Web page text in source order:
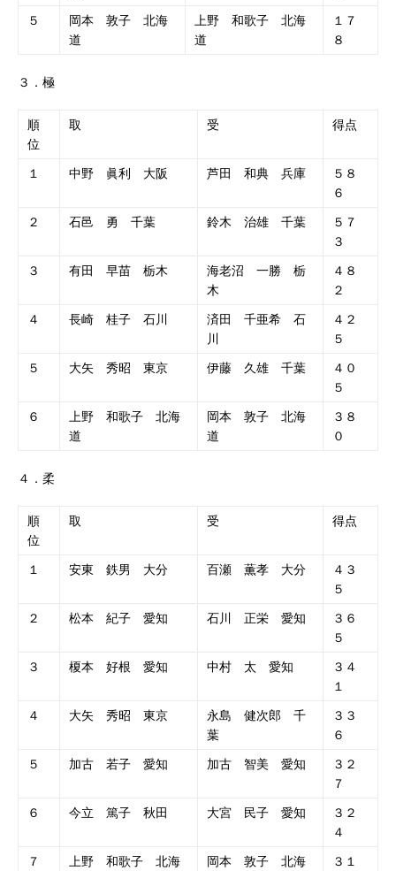
５
岡本 敦子 北海
道
上野 和歌子 北海
道
１７
８
３．極
順
位
取 受 得点
１ 中野 眞利 大阪 芦田 和典 兵庫
５８
６
２
石邑 勇 千葉 鈴木 治雄 千葉
５７
３
３
有田 早苗 栃木
海老沼 一勝 栃
木
４８
２
４
長崎 桂子 石川
済田 千亜希 石
川
４２
５
５
大矢 秀昭 東京 伊藤 久雄 千葉
４０
５
６
上野 和歌子 北海
道
岡本 敦子 北海
道
３８
０
４．柔
順
位
取 受 得点
１ 安東 鉄男 大分 百瀬 薫孝 大分
４３
５
２
松本 紀子 愛知 石川 正栄 愛知
３６
５
３
榎本 好根 愛知 中村 太 愛知
３４
１
４
大矢 秀昭 東京
永島 健次郎 千
葉
３３
６
５
加古 若子 愛知 加古 智美 愛知
３２
７
６
今立 篤子 秋田 大宮 民子 愛知
３２
４
７
上野 和歌子 北海
岡本 敦子 北海
３１